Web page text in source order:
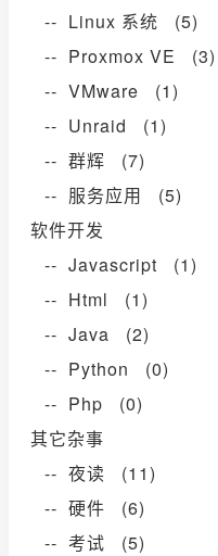
-- Linux 系统 (5)
-- Proxmox VE (3)
-- VMware (1)
-- Unraid (1)
-- 群辉 (7)
-- 服务应用 (5)
软件开发
-- Javascript (1)
-- Html (1)
-- Java (2)
-- Python (0)
-- Php (0)
其它杂事
-- 夜读 (11)
-- 硬件 (6)
-- 考试 (5)